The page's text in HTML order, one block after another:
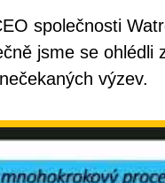
společnosti
jsme se ohlédli
výzev.